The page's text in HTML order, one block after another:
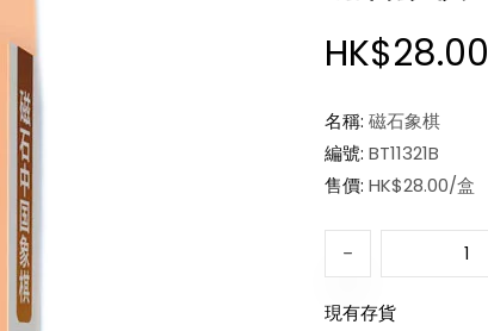
HK$28.00
名稱: 磁石象棋
編號: BT11321B
售價: HK$28.00/盒
現有存貨